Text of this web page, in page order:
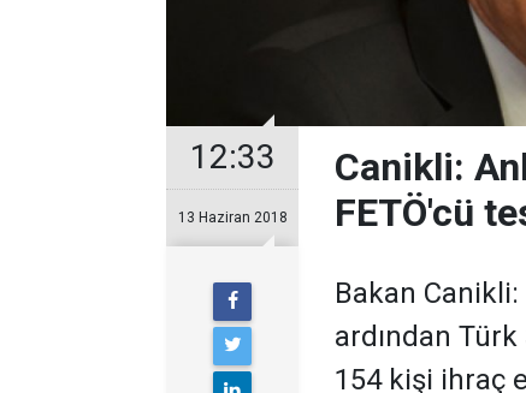
12:33
13 Haziran 2018
Canikli:
FETÖ'cü
Bakan
ardından
154 kişi ihraç